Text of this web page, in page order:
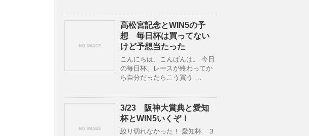
高松宮記念とWIN5の予
想 毎日杯は買ってない
けど予想当たった
こんにちは、こんばんは。 今日
の毎日杯、レースが終わってか
ら自分だったらこう買う …
3/23 阪神大賞典と愛知
杯とWIN5いくぞ！
絞り切れなかった！ 愛知杯 ３